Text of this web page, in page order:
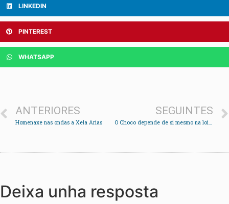
LINKEDIN
PINTEREST
WHATSAPP
ANTERIORES
Homenaxe nas ondas a Xela Arias
SEGUINTES
O Choco depende de si mesmo na loita polo ascenso
Deixa unha resposta